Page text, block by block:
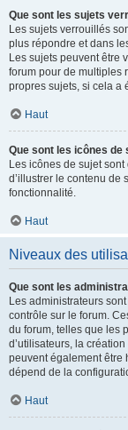
Que sont les sujets
Les sujets verrouillés
plus répondre et dans
Les sujets peuvent être
forum pour de multiples
propres sujets, si cela a
Haut
Que sont les icônes de
Les icônes de sujet
d’illustrer le contenu de
fonctionnalité.
Haut
Niveaux des
Que sont les
Les administrateurs
contrôle sur le forum.
du forum, telles que les
d’utilisateurs, la
peuvent également être
dépend de la
Haut